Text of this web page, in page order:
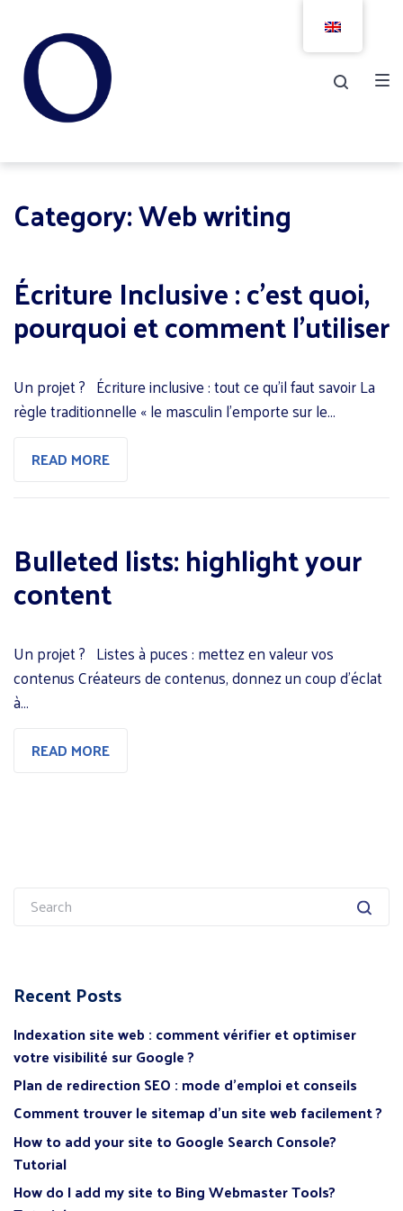
main
navigation
content
footer
Category:Web writing
Écriture Inclusive : c’est quoi,
pourquoi et comment l’utiliser
Un projet ? Écriture inclusive : tout ce qu’il faut savoir La
règle traditionnelle « le masculin l’emporte sur le…
READ MORE
Bulleted lists: highlight your
content
Un projet ? Listes à puces : mettez en valeur vos
contenus Créateurs de contenus, donnez un coup d’éclat
à…
READ MORE
Search
for:
Recent Posts
Indexation site web : comment vérifier et optimiser
votre visibilité sur Google ?
Plan de redirection SEO : mode d’emploi et conseils
Comment trouver le sitemap d’un site web facilement ?
How to add your site to Google Search Console?
Tutorial
How do I add my site to Bing Webmaster Tools?